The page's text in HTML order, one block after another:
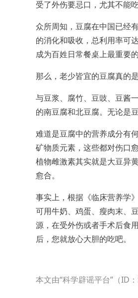
受了外伤要忌口，尤其不能
众所周知，豆腐在中国已经
的消化和吸收，总利用率可
成为百姓日常餐桌上最重要
那么，老少皆宜的豆腐真的
与豆浆、腐竹、豆豉、豆酱
的南豆腐和北豆腐。无论是
难道是豆腐中的营养成分有
矿物质元素，这些都对伤口
植物雌激素其实就是大豆异
愈合。
事实上，根据《临床营养学
可用牛奶、鸡蛋、瘦肉末、
源，在受外伤或者手术后食
后，您就放心大胆的吃吧。
本文由“科学辟谣平台”（ID